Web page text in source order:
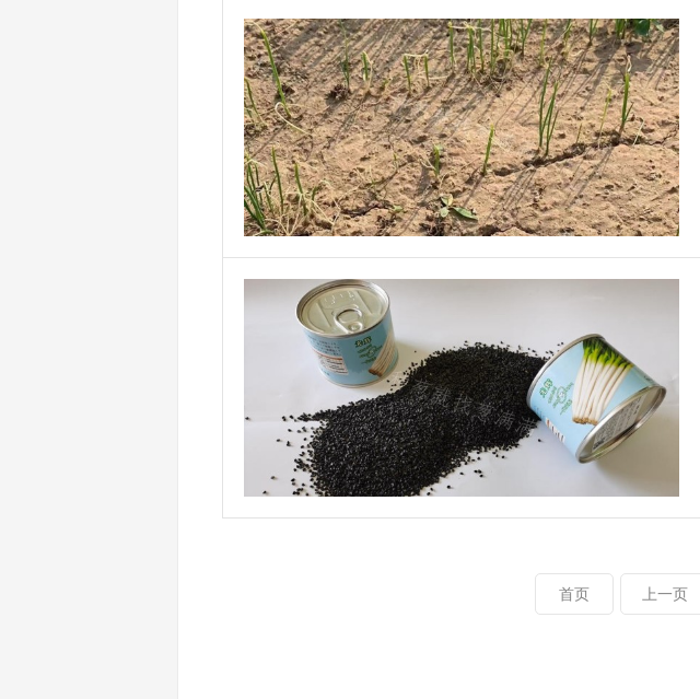
首页 上一页